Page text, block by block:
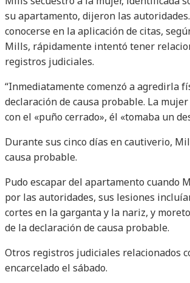
su apartamento, dijeron las
conocerse en la aplicación de citas,
Mills, rápidamente intentó tener
registros judiciales.
“Inmediatamente comenzó a agredirla
declaración de causa probable. La
con el «puño cerrado», él «tomaba un
Durante sus cinco días en cautiverio,
causa probable.
Pudo escapar del apartamento cuando
por las autoridades, sus lesiones
cortes en la garganta y la nariz, y
de la declaración de causa probable.
Otros registros judiciales relacionados
encarcelado el sábado.